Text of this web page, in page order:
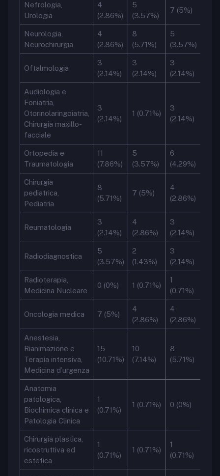
Nefrologia,
Urologia
4
(2.86%)
5
(3.57%)
7 (5%)
Neurologia,
Neurochirurgia
4
(2.86%)
8
(5.71%)
5
(3.57%)
Oftalmologia
3
(2.14%)
3
(2.14%)
3
(2.14%)
Audiologia e
Foniatria,
Otorinolaringoiatria,
Chirurgia maxillo-
facciale
3
(2.14%)
1 (0.71%)
3
(2.14%)
Ortopedia e
Traumatologia
11
(7.86%)
5
(3.57%)
6
(4.29%)
Chirurgia
pediatrica,
Pediatria
8
(5.71%)
7 (5%)
4
(2.86%)
Reumatologia
3
(2.14%)
4
(2.86%)
3
(2.14%)
Radiodiagnostica
5
(3.57%)
2
(1.43%)
3
(2.14%)
Radioterapia,
Medicina Nucleare
0 (0%) 1 (0.71%)
1
(0.71%)
Oncologia medica 7 (5%)
4
(2.86%)
4
(2.86%)
Anestesia,
Rianimazione e
Terapia intensiva,
Medicina d’urgenza
15
(10.71%)
10
(7.14%)
8
(5.71%)
Anatomia
patologica,
Biochimica clinica e
Patologia Clinica
1
(0.71%)
1 (0.71%) 0 (0%)
Chirurgia plastica,
ricostruttiva ed
estetica
1
(0.71%)
1 (0.71%)
1
(0.71%)